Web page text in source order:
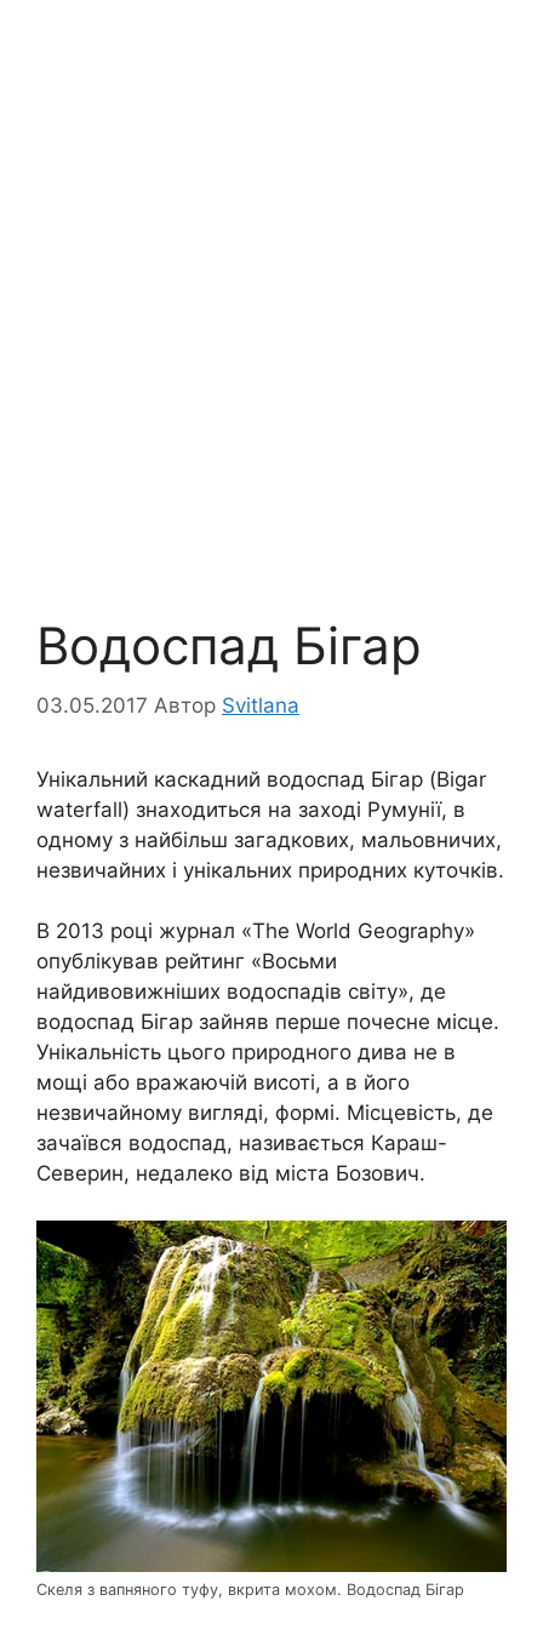
Водоспад Бігар
03.05.2017 Автор Svitlana
Унікальний каскадний водоспад Бігар (Bigar
waterfall) знаходиться на заході Румунії, в
одному з найбільш загадкових, мальовничих,
незвичайних і унікальних природних куточків.
В 2013 році журнал «The World Geography»
опублікував рейтинг «Восьми
найдивовижніших водоспадів світу», де
водоспад Бігар зайняв перше почесне місце.
Унікальність цього природного дива не в
мощі або вражаючій висоті, а в його
незвичайному вигляді, формі. Місцевість, де
зачаївся водоспад, називається Караш-
Северин, недалеко від міста Бозович.
Скеля з вапняного туфу, вкрита мохом. Водоспад Бігар